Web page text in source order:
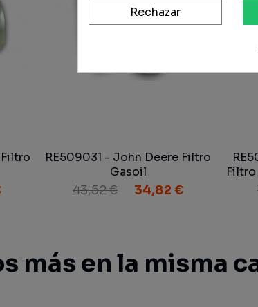
RE509031 - John Deere Filtro
Gasoil
43,52 € 34,82 €
más en la misma
Rechazar